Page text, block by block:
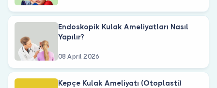
Endoskopik Kulak Ameliyatları Nasıl
Yapılır?
08 April 2026
Kepçe Kulak Ameliyatı (Otoplasti)